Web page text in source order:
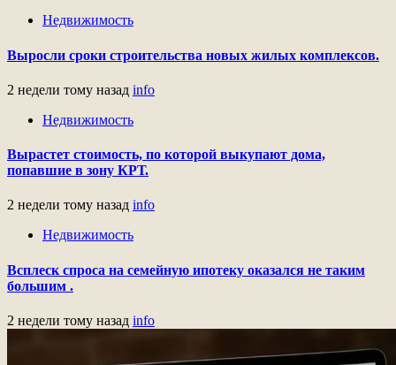
Недвижимость
Выросли сроки строительства новых жилых комплексов.
2 недели тому назад info
Недвижимость
Вырастет стоимость, по которой выкупают дома,
попавшие в зону КРТ.
2 недели тому назад info
Недвижимость
Всплеск спроса на семейную ипотеку оказался не таким
большим .
2 недели тому назад info